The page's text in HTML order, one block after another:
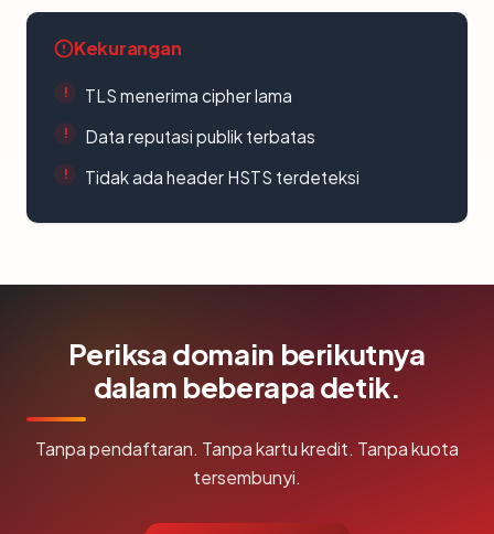
Kekurangan
TLS menerima cipher lama
Data reputasi publik terbatas
Tidak ada header HSTS terdeteksi
Periksa domain berikutnya
dalam beberapa detik.
Tanpa pendaftaran. Tanpa kartu kredit. Tanpa kuota
tersembunyi.